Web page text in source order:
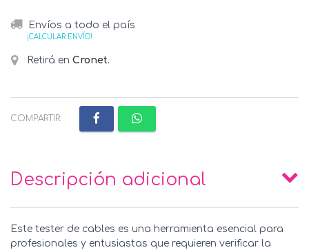
Envíos a todo el país
¡CALCULAR ENVÍO!
Retirá en Cronet.
COMPARTIR:
Descripción adicional
Este tester de cables es una herramienta esencial para
profesionales y entusiastas que requieren verificar la